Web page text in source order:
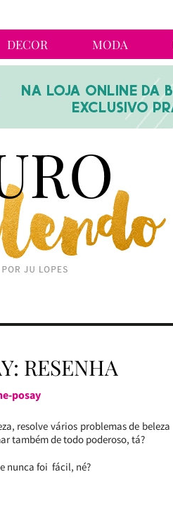
DECOR MODA
RESENHA
posay
resolve vários problemas de beleza
também de todo poderoso, tá?
nunca foi fácil, né?